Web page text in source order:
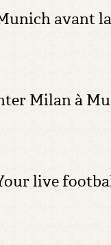
avant
Milan à
live